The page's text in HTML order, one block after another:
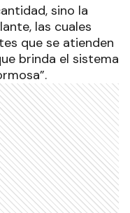
sino la
las cuales
que se atienden
brinda el sistema